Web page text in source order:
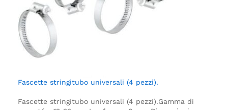
Fascette stringitubo universali (4 pezzi).
Fascette stringitubo universali (4 pezzi).Gamma di